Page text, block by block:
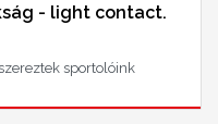
- light contact.
sportolóink